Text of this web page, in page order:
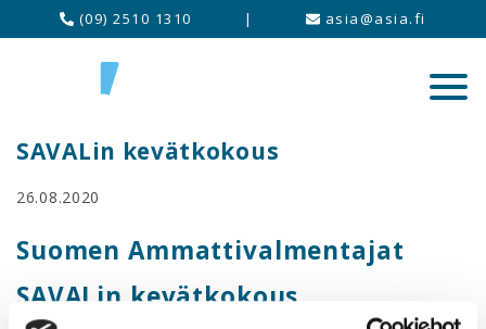
(09) 2510 1310 | asia@asia.fi
SAVALin kevätkokous
26.08.2020
Suomen Ammattivalmentajat
SAVALin kevätkokous